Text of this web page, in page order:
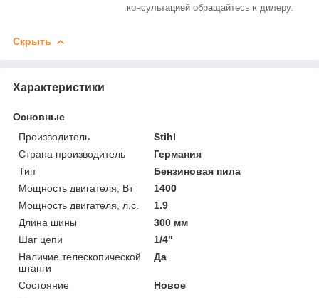
консультацией обращайтесь к дилеру.
Скрыть
Характеристики
Основные
Производитель
Stihl
Страна производитель
Германия
Тип
Бензиновая пила
Мощность двигателя, Вт
1400
Мощность двигателя, л.с.
1.9
Длина шины
300 мм
Шаг цепи
1/4"
Наличие телескопической
штанги
Да
Состояние
Новое